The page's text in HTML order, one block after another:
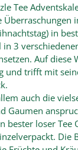
Tee
Überraschungen
in
3
Auf diese
und trifft mit
auch die
Gaumen
bester loser
Die